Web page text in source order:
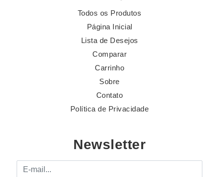
Todos os Produtos
Página Inicial
Lista de Desejos
Comparar
Carrinho
Sobre
Contato
Política de Privacidade
Newsletter
E-mail